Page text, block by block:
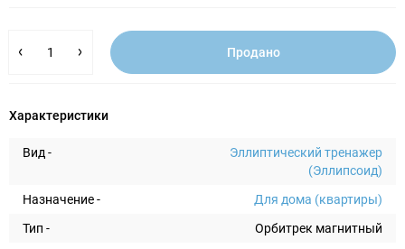
Продано
Характеристики
Вид -
Эллиптический тренажер
(Эллипсоид)
Назначение -
Для дома (квартиры)
Тип -
Орбитрек магнитный